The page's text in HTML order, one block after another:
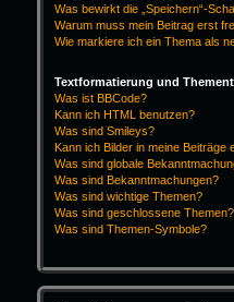
Was bewirkt die „Speichern“-
Warum muss mein Beitrag erst
Wie markiere ich ein Thema als
Textformatierung und
Was ist BBCode?
Kann ich HTML benutzen?
Was sind Smileys?
Kann ich Bilder in meine Beiträge
Was sind globale
Was sind Bekanntmachungen?
Was sind wichtige Themen?
Was sind geschlossene Themen?
Was sind Themen-Symbole?